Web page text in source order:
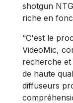
shotgun
riche en
“C'est le
VideoMic,
recherche
de haute
diffuseurs